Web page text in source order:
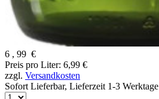
6 , 99 €
Preis pro Liter: 6,99 €
zzgl. Versandkosten
Sofort Lieferbar, Lieferzeit 1-3 Werktage